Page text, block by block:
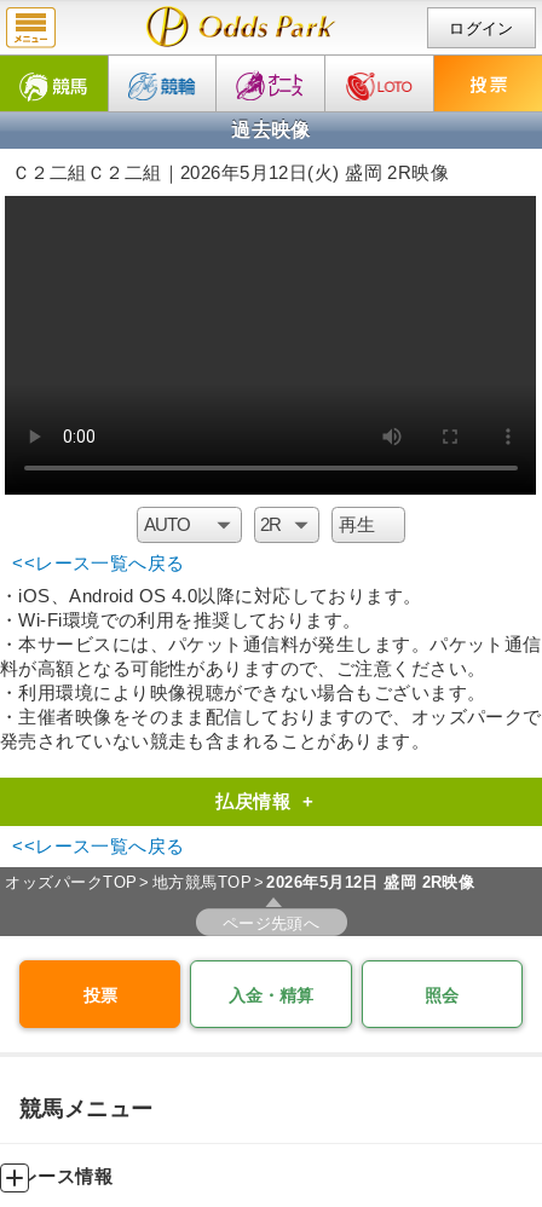
ログイン
過去映像
Ｃ２二組Ｃ２二組｜2026年5月12日(火) 盛岡 2R映像
<<レース一覧へ戻る
・iOS、Android OS 4.0以降に対応しております。
・Wi-Fi環境での利用を推奨しております。
・本サービスには、パケット通信料が発生します。パケット通信
料が高額となる可能性がありますので、ご注意ください。
・利用環境により映像視聴ができない場合もございます。
・主催者映像をそのまま配信しておりますので、オッズパークで
発売されていない競走も含まれることがあります。
払戻情報 +
<<レース一覧へ戻る
オッズパークTOP 地方競馬TOP 2026年5月12日 盛岡 2R映像
ページ先頭へ
投票 入金・精算 照会
競馬メニュー
レース情報